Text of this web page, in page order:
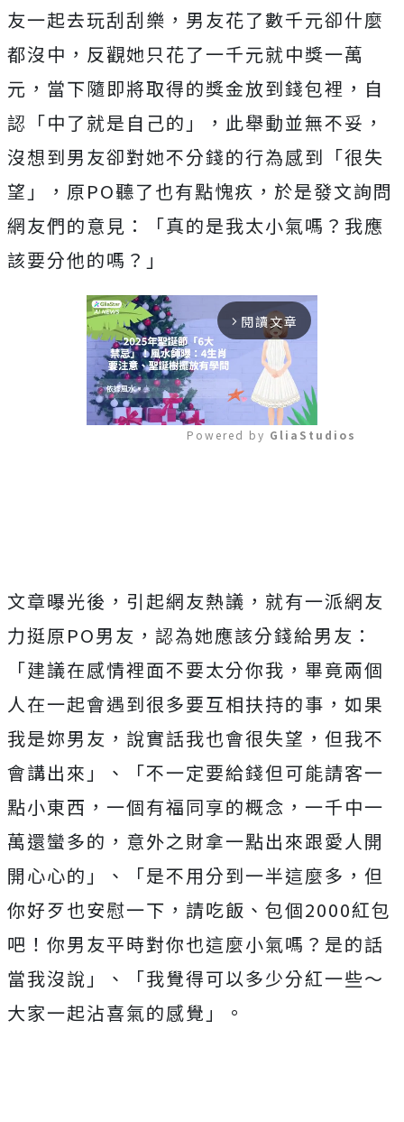
友一起去玩刮刮樂，男友花了數千元卻什麼
都沒中，反觀她只花了一千元就中獎一萬
元，當下隨即將取得的獎金放到錢包裡，自
認「中了就是自己的」，此舉動並無不妥，
沒想到男友卻對她不分錢的行為感到「很失
望」，原PO聽了也有點愧疚，於是發文詢問
網友們的意見：「真的是我太小氣嗎？我應
該要分他的嗎？」
arrow_forward_ios 閱讀文章
Powered by GliaStudios
文章曝光後，引起網友熱議，就有一派網友
力挺原PO男友，認為她應該分錢給男友：
「建議在感情裡面不要太分你我，畢竟兩個
人在一起會遇到很多要互相扶持的事，如果
我是妳男友，說實話我也會很失望，但我不
會講出來」
、「不一定要給錢但可能請客一
點小東西，一個有福同享的概念，一千中一
萬還蠻多的，意外之財拿一點出來跟愛人開
開心心的」
、「是不用分到一半這麼多， 但
你好歹也安慰一下，請吃飯、包個2000紅包
吧！ 你男友平時對你也這麼小氣嗎？是的話
當我沒說」、「我覺得可以多少分紅一些～
大家一起沾喜氣的感覺」。